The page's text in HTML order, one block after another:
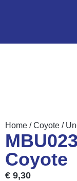
Home /Coyote /
Coyote
€ 9,30